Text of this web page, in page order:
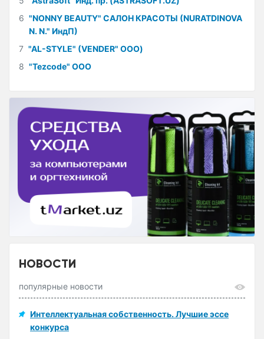
6 "NONNY BEAUTY" САЛОН КРАСОТЫ (NURATDINOVA
N. N." ИндП)
7 "AL-STYLE" (VENDER" ООО)
8 "Tezcode" ООО
НОВОСТИ
популярные новости
Интеллектуальная собственность. Лучшие эссе
конкурса